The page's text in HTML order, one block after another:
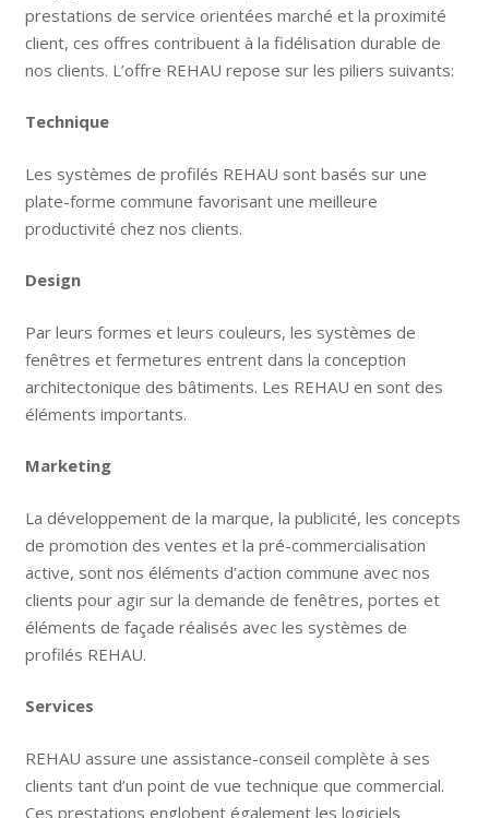
prestations de service orientées marché et la proximité
client, ces offres contribuent à la fidélisation durable de
nos clients. L’offre REHAU repose sur les piliers suivants:
Technique
Les systèmes de profilés REHAU sont basés sur une
plate-forme commune favorisant une meilleure
productivité chez nos clients.
Design
Par leurs formes et leurs couleurs, les systèmes de
fenêtres et fermetures entrent dans la conception
architectonique des bâtiments. Les REHAU en sont des
éléments importants.
Marketing
La développement de la marque, la publicité, les concepts
de promotion des ventes et la pré-commercialisation
active, sont nos éléments d’action commune avec nos
clients pour agir sur la demande de fenêtres, portes et
éléments de façade réalisés avec les systèmes de
profilés REHAU.
Services
REHAU assure une assistance-conseil complète à ses
clients tant d’un point de vue technique que commercial.
Ces prestations englobent également les logiciels